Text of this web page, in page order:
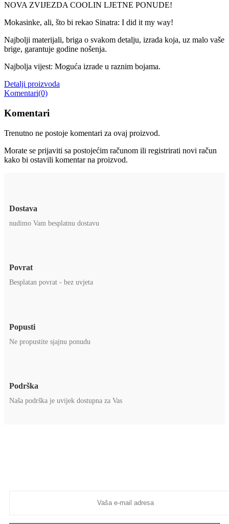
NOVA ZVIJEZDA COOLIN LJETNE PONUDE!
Mokasinke, ali, što bi rekao Sinatra: I did it my way!
Najbolji materijali, briga o svakom detalju, izrada koja, uz malo vaše
brige, garantuje godine nošenja.
Najbolja vijest: Moguća izrade u raznim bojama.
Detalji proizvoda
Komentari(0)
Komentari
Trenutno ne postoje komentari za ovaj proizvod.
Morate se prijaviti sa postojećim računom ili registrirati novi račun
kako bi ostavili komentar na proizvod.
Dostava
nudimo Vam besplatnu dostavu
Povrat
Besplatan povrat - bez uvjeta
Popusti
Ne propustite sjajnu ponudu
Podrška
Naša podrška je uvijek dostupna za Vas